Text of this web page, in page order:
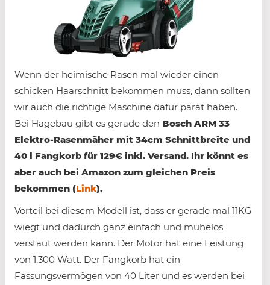
Wenn der heimische Rasen mal wieder einen
schicken Haarschnitt bekommen muss, dann sollten
wir auch die richtige Maschine dafür parat haben.
Bei Hagebau gibt es gerade den Bosch ARM 33
Elektro-Rasenmäher mit 34cm Schnittbreite und
40 l Fangkorb für 129€ inkl. Versand. Ihr könnt es
aber auch bei Amazon zum gleichen Preis
bekommen (Link).
Vorteil bei diesem Modell ist, dass er gerade mal 11KG
wiegt und dadurch ganz einfach und mühelos
verstaut werden kann. Der Motor hat eine Leistung
von 1.300 Watt. Der Fangkorb hat ein
Fassungsvermögen von 40 Liter und es werden bei